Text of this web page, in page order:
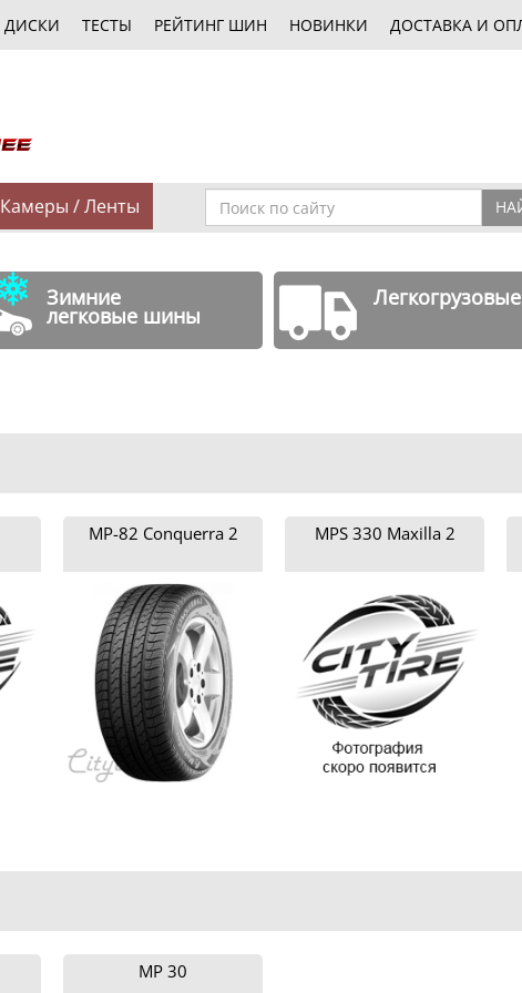
ДИСКИ ТЕСТЫ РЕЙТИНГ ШИН НОВИНКИ ДОСТАВКА И
Камеры / Ленты
Зимние
легковые шины
MP-82 Conquerra 2 MPS 330 Maxilla 2
MP 30